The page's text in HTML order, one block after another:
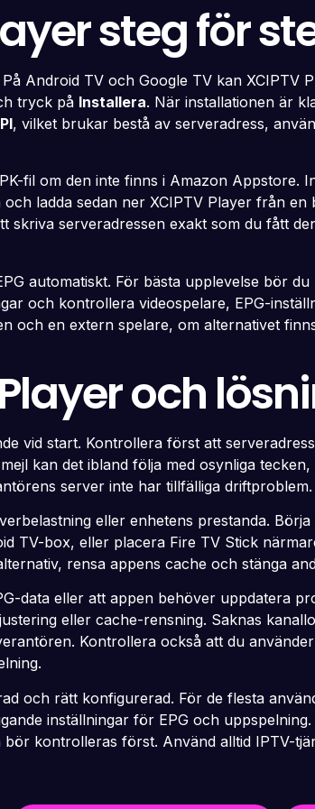
steg för
Android TV och Google TV kan XCIPTV
tryck på Installera. När installationen är
, vilket brukar bestå av serveradress,
fil om den inte finns i Amazon Appstore.
ladda sedan ner XCIPTV Player från
skriva serveradressen exakt som du fått
automatiskt. För bästa upplevelse bör
och kontrollera videospelare, EPG-
och en extern spelare, om alternativet
och
vid start. Kontrollera först att
kan det ibland följa med osynliga
server inte har tillfälliga driftproblem.
eller enhetens prestanda.
TV-box, eller placera Fire TV Stick
rensa appens cache och stänga
data eller att appen behöver uppdatera
eller cache-rensning. Saknas
Kontrollera också att du
och rätt konfigurerad. För de flesta
inställningar för EPG och
kontrolleras först. Använd alltid IPTV-